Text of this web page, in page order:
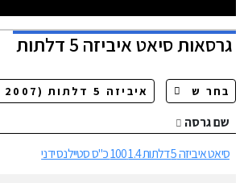
גרסאותסיאט איביזה 5 דלתות
שם גרסה
סיאט איביזה 5 דלתות 1.4 100 כ"ס סטיילנס ידני